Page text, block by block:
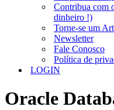
Contribua com
dinheiro !)
Torne-se um
Newsletter
Fale Conosco
Política de
LOGIN
Oracle